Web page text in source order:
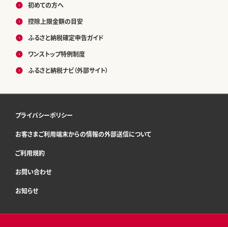
初めての方へ
控除上限金額の目安
ふるさと納税確定申告ガイド
ワンストップ特例制度
ふるさと納税ナビ（外部サイト）
プライバシーポリシー
お客さまご利用端末からの情報の外部送信について
ご利用規約
お問い合わせ
お知らせ